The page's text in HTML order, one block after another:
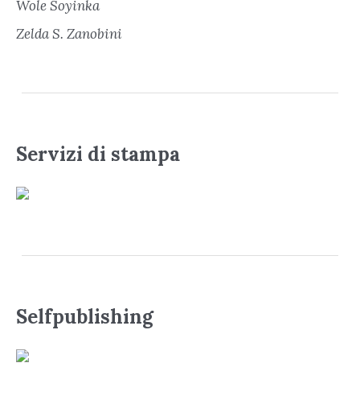
Wole Soyinka
Zelda S. Zanobini
Servizi di stampa
Selfpublishing